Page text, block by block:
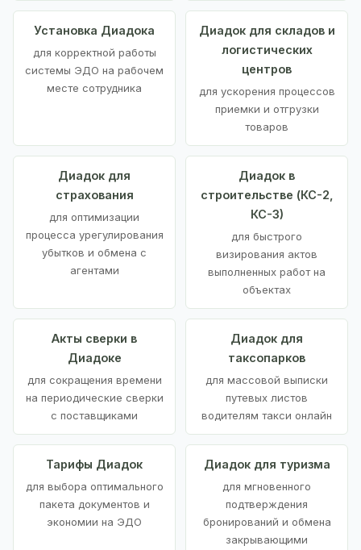
Установка Диадока
для корректной работы
системы ЭДО на рабочем
месте сотрудника
Диадок для складов и
логистических
центров
для ускорения процессов
приемки и отгрузки
товаров
Диадок для
страхования
для оптимизации
процесса урегулирования
убытков и обмена с
агентами
Диадок в
строительстве (КС-2,
КС-3)
для быстрого
визирования актов
выполненных работ на
объектах
Акты сверки в
Диадоке
для сокращения времени
на периодические сверки
с поставщиками
Диадок для
таксопарков
для массовой выписки
путевых листов
водителям такси онлайн
Тарифы Диадок
для выбора оптимального
пакета документов и
экономии на ЭДО
Диадок для туризма
для мгновенного
подтверждения
бронирований и обмена
закрывающими